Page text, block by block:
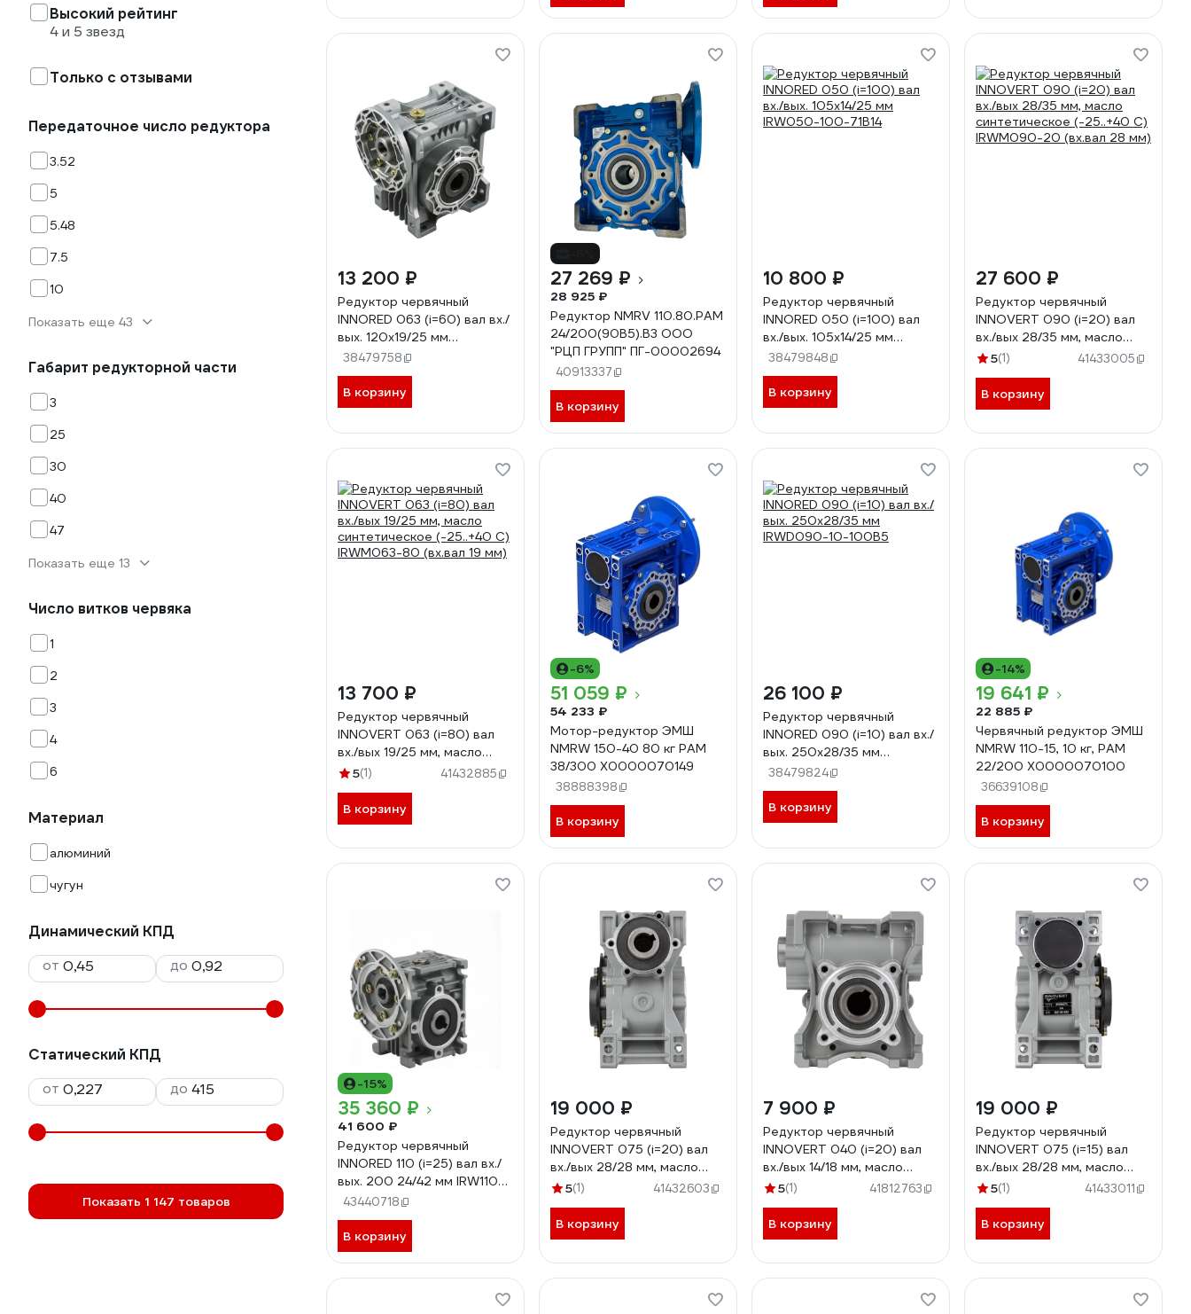
Высокий рейтинг
4 и 5 звезд
Только с отзывами
Передаточное число редуктора
3.52
5
5.48
7.5
10
Показать еще 43
Габарит редукторной части
3
25
30
40
47
Показать еще 13
Число витков червяка
1
2
3
4
6
Материал
алюминий
чугун
Динамический КПД
от
до
Статический КПД
от
до
Показать 1 147 товаров
13 200 ₽
Редуктор червячный
INNORED 063 (i=60) вал вх./
вых. 120х19/25 мм
IRWD063-60-80B14
38479758
В корзину
27 269 ₽
28 925 ₽
Редуктор NMRV 110.80.PAM
24/200(90B5).B3 ООО
"РЦП ГРУПП" ПГ-00002694
40913337
В корзину
10 800 ₽
Редуктор червячный
INNORED 050 (i=100) вал
вх./вых. 105х14/25 мм
IRW050-100-71B14
38479848
В корзину
27 600 ₽
Редуктор червячный
INNOVERT 090 (i=20) вал
вх./вых 28/35 мм, масло
синтетическое (-25..+40 С)
5(1) 41433005
В корзину
13 700 ₽
Редуктор червячный
INNOVERT 063 (i=80) вал
вх./вых 19/25 мм, масло
синтетическое (-25..+40 С)
5(1) 41432885
В корзину
-6%
51 059 ₽
54 233 ₽
Мотор-редуктор ЭМШ
NMRW 150-40 80 кг PAM
38/300 Х0000070149
38888398
В корзину
26 100 ₽
Редуктор червячный
INNORED 090 (i=10) вал вх./
вых. 250х28/35 мм
IRWD090-10-100B5
38479824
В корзину
-14%
19 641 ₽
22 885 ₽
Червячный редуктор ЭМШ
NMRW 110-15, 10 кг, PAM
22/200 Х0000070100
36639108
В корзину
-15%
35 360 ₽
41 600 ₽
Редуктор червячный
INNORED 110 (i=25) вал вх./
вых. 200 24/42 мм IRW110-
25-90B5
43440718
В корзину
19 000 ₽
Редуктор червячный
INNOVERT 075 (i=20) вал
вх./вых 28/28 мм, масло
синтетическое (-25..+40 С)
5(1) 41432603
В корзину
7 900 ₽
Редуктор червячный
INNOVERT 040 (i=20) вал
вх./вых 14/18 мм, масло
синтетическое (-25..+40 С)
5(1) 41812763
В корзину
19 000 ₽
Редуктор червячный
INNOVERT 075 (i=15) вал
вх./вых 28/28 мм, масло
синтетическое (-25..+40 С)
5(1) 41433011
В корзину